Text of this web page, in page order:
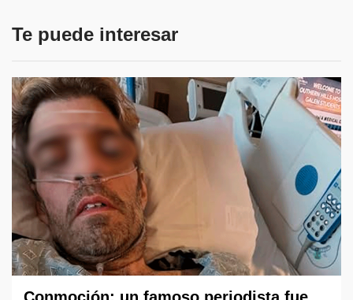
Te puede interesar
Conmoción: un famoso periodista fue